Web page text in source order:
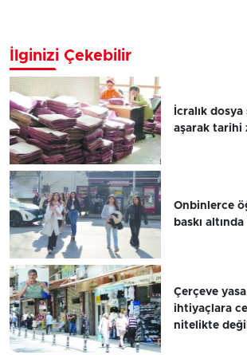
İlginizi Çekebilir
İcralık dosya
aşarak tarihi
Onbinlerce
baskı altında
Çerçeve
ihtiyaçlara
nitelikte değil